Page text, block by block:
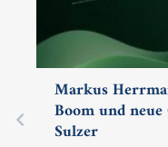
Markus
Boom und
Sulzer